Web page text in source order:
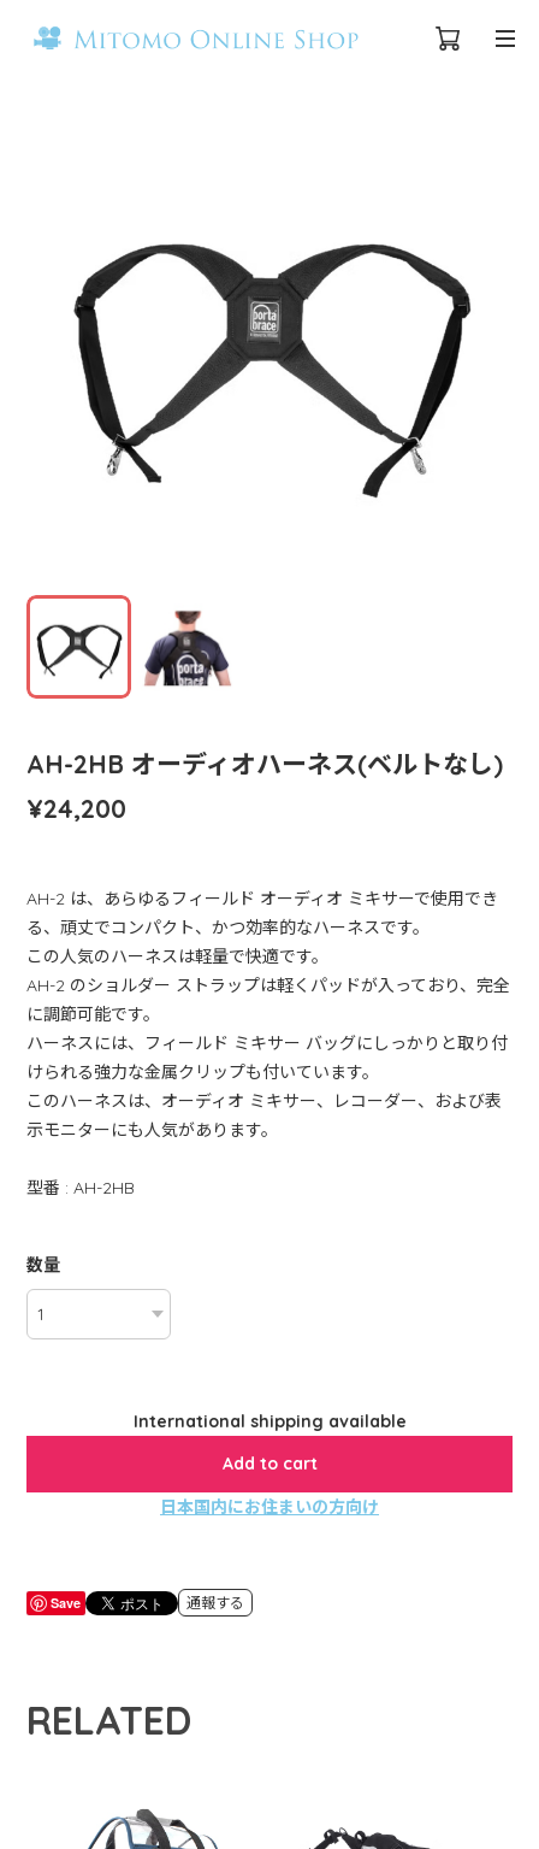
AH-2HB オーディオハーネス(ベルトなし)
¥24,200
AH-2 は、あらゆるフィールド オーディオ ミキサーで使用でき
る、頑丈でコンパクト、かつ効率的なハーネスです。
この人気のハーネスは軽量で快適です。
AH-2 のショルダー ストラップは軽くパッドが入っており、完全
に調節可能です。
ハーネスには、フィールド ミキサー バッグにしっかりと取り付
けられる強力な金属クリップも付いています。
このハーネスは、オーディオ ミキサー、レコーダー、および表
示モニターにも人気があります。
型番 : AH-2HB
数量
International shipping available
Add to cart
日本国内にお住まいの方向け
Save 通報する
RELATED